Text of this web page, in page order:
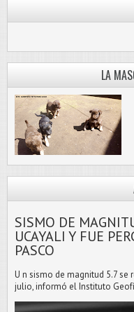
LA
SISMO DE
UCAYALI Y FUE
PASCO
U n sismo de magnitud 5.7 se
julio, informó el Instituto